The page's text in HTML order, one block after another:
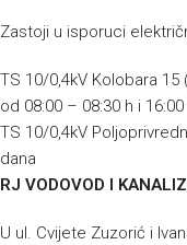
Zastoji u isporuci
TS 10/0,4kV Kolobara
od 08:00 – 08:30 h i
TS 10/0,4kV
dana
RJ VODOVOD I
U ul. Cvijete Zuzorić i